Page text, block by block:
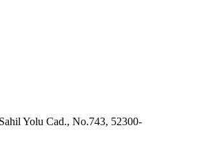
Yolu Cad., No.743, 52300-